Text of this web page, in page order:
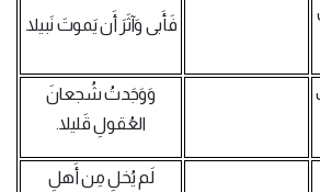
فَأَبى وَآثَرَ أَن يَموتَ نَبيلا.
وَوَجَدتُ شُجعانَ
العُقولِ قَليلا.
لَم يُخلِ مِن أَهلِ